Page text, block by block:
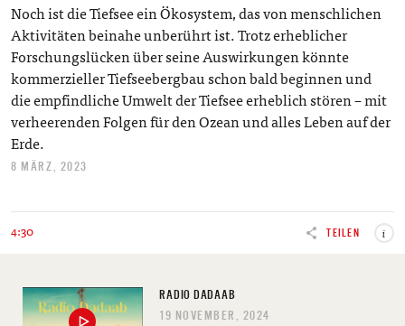
Noch ist die Tiefsee ein Ökosystem, das von menschlichen
Aktivitäten beinahe unberührt ist. Trotz erheblicher
Forschungslücken über seine Auswirkungen könnte
kommerzieller Tiefseebergbau schon bald beginnen und
die empfindliche Umwelt der Tiefsee erheblich stören – mit
verheerenden Folgen für den Ozean und alles Leben auf der
Erde.
8 MÄRZ, 2023
4:30 i
TEILEN
RADIO DADAAB
19 NOVEMBER, 2024